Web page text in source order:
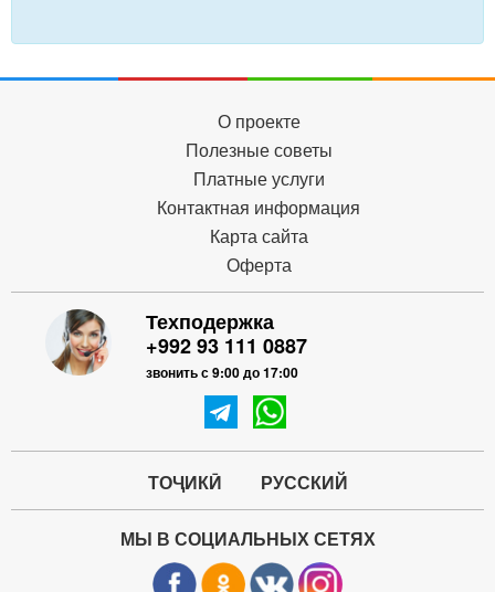
О проекте
Полезные советы
Платные услуги
Контактная информация
Карта сайта
Оферта
Техподержка
+992 93 111 0887
звонить с 9:00 до 17:00
ТОҶИКӢ РУССКИЙ
МЫ В СОЦИАЛЬНЫХ СЕТЯХ